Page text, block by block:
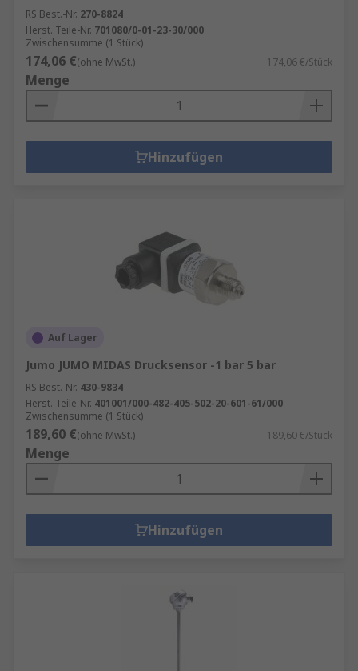
RS Best.-Nr. 270-8824
Herst. Teile-Nr. 701080/0-01-23-30/000
Zwischensumme (1 Stück)
174,06 €(ohne MwSt.) 174,06 €/Stück
Menge
Hinzufügen
Auf Lager
Jumo JUMO MIDAS Drucksensor -1 bar 5 bar
RS Best.-Nr. 430-9834
Herst. Teile-Nr. 401001/000-482-405-502-20-601-61/000
Zwischensumme (1 Stück)
189,60 €(ohne MwSt.) 189,60 €/Stück
Menge
Hinzufügen